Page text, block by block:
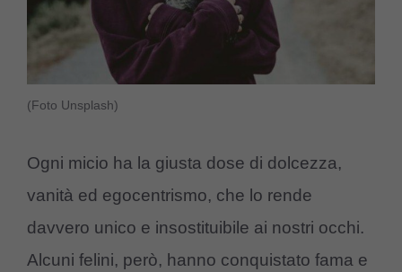
(Foto Unsplash)
Ogni micio ha la giusta dose di dolcezza,
vanità ed egocentrismo, che lo rende
davvero unico e insostituibile ai nostri occhi.
Alcuni felini, però, hanno conquistato fama e